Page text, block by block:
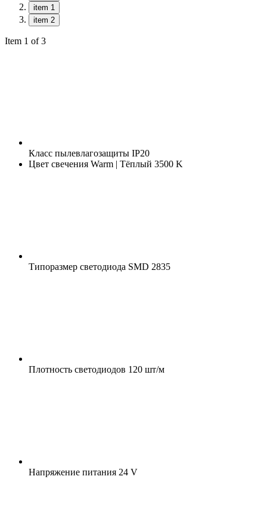
item 1
item 2
Item 1 of 3
Класс пылевлагозащиты IP20
Цвет свечения Warm | Тёплый 3500 K
Типоразмер светодиода SMD 2835
Плотность светодиодов 120 шт/м
Напряжение питания 24 V